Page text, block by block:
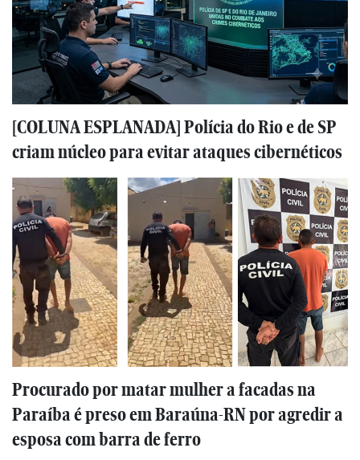
[COLUNA ESPLANADA] Polícia do Rio e de SP
criam núcleo para evitar ataques cibernéticos
Procurado por matar mulher a facadas na
Paraíba é preso em Baraúna-RN por agredir a
esposa com barra de ferro